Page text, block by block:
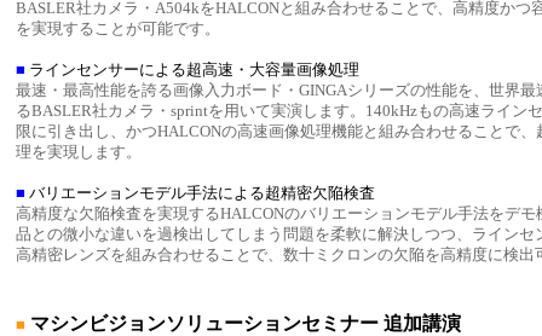
BASLER社カメラ・A504kをHALCONと組み合わせることで、高精度かつ
を実現することが可能です。
■ ラインセンサーによる超高速・大容量画像処理
最速・最高性能を誇る画像入力ボード・GINGAシリーズの性能を、世界
るBASLER社カメラ・sprintを用いて実演します。140kHzもの高速ライン
限に引き出し、かつHALCONの高速画像処理機能と組み合わせることで
理を実現します。
■ バリエーションモデル手法による超精密欠陥検査
高精度な欠陥検査を実現するHALCONのバリエーションモデル手法をデ
品との微小な違いを過検出してしまう問題を柔軟に解決しつつ、ラインセ
高精密レンズを組み合わせることで、数十ミクロンの欠陥を高精度に検出
■ マシンビジョンソリューションセミナー 追加講演